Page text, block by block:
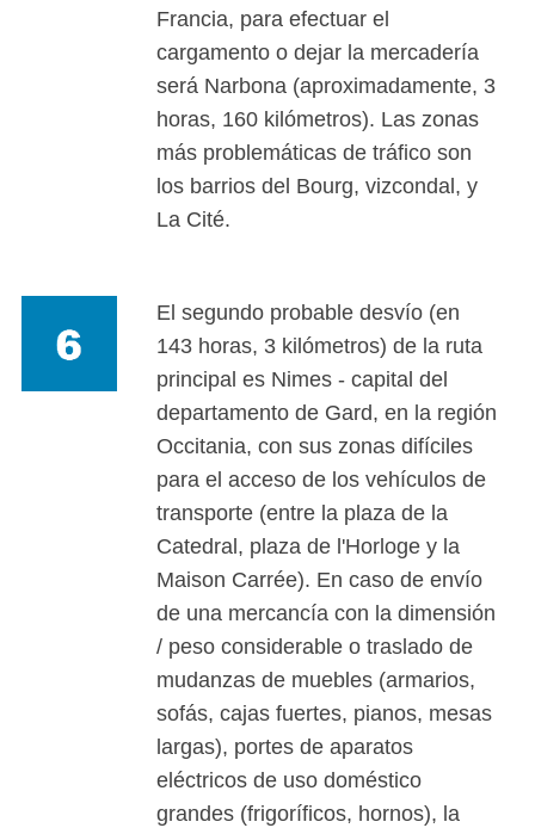
Francia, para efectuar el
cargamento o dejar la mercadería
será Narbona (aproximadamente, 3
horas, 160 kilómetros). Las zonas
más problemáticas de tráfico son
los barrios del Bourg, vizcondal, y
La Cité.
El segundo probable desvío (en
143 horas, 3 kilómetros) de la ruta
principal es Nimes - capital del
departamento de Gard, en la región
Occitania, con sus zonas difíciles
para el acceso de los vehículos de
transporte (entre la plaza de la
Catedral, plaza de l'Horloge y la
Maison Carrée). En caso de envío
de una mercancía con la dimensión
/ peso considerable o traslado de
mudanzas de muebles (armarios,
sofás, cajas fuertes, pianos, mesas
largas), portes de aparatos
eléctricos de uso doméstico
grandes (frigoríficos, hornos), la